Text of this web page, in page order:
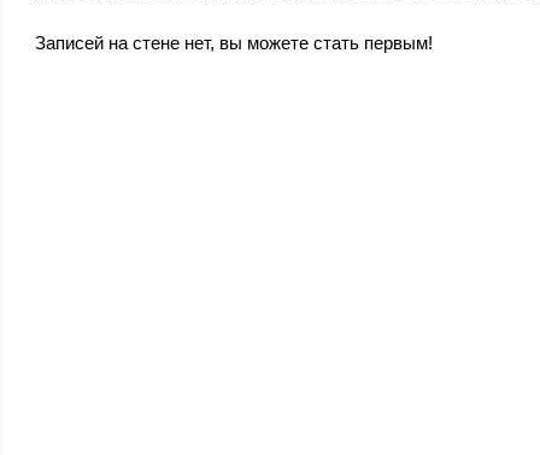
Записей на стене нет, вы можете стать первым!